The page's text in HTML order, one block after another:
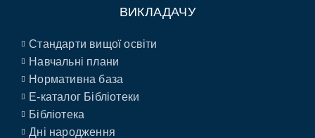
ВИКЛАДАЧУ
Стандарти вищої освіти
Навчальні плани
Нормативна база
E-каталог Бібліотеки
Бібліотека
Дні народження